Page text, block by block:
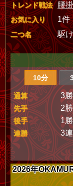
トレンド戦法 腰
お気に入り 1件
二つ名 駆
10分
通算 3
先手 2
後手 1
連勝 3連
2026年